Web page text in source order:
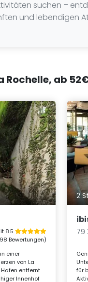
suchen –
und lebendigen
Rochelle, ab
8.5
Bewertungen)
einer
von La
Hafen entfernt
Innenhof
2
79
für